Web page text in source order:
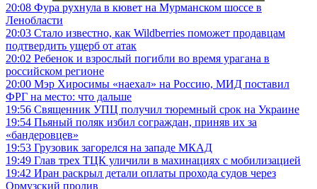
20:08 Фура рухнула в кювет на Мурманском шоссе в
Ленобласти
20:03 Стало известно, как Wildberries поможет продавцам
подтвердить ущерб от атак
20:02 Ребенок и взрослый погибли во время урагана в
российском регионе
20:00 Мэр Хиросимы «наехал» на Россию, МИД поставил
ФРГ на место: что дальше
19:56 Священник УПЦ получил тюремный срок на Украине
19:54 Пьяный поляк избил сограждан, приняв их за
«бандеровцев»
19:53 Грузовик загорелся на западе МКАД
19:49 Глав трех ТЦК уличили в махинациях с мобилизацией
19:42 Иран раскрыл детали оплаты прохода судов через
Ормузский пролив